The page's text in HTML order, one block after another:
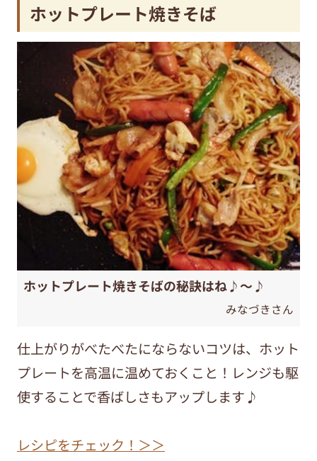
ホットプレート焼きそば
ホットプレート焼きそばの秘訣はね♪～♪
みなづきさん
仕上がりがべたべたにならないコツは、ホット
プレートを高温に温めておくこと！レンジも駆
使することで香ばしさもアップします♪
レシピをチェック！＞＞